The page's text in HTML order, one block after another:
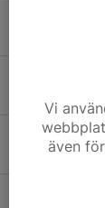
Nu
12
Vi
även